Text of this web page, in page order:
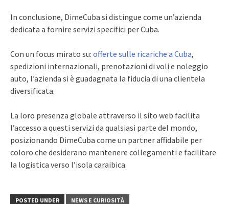
In conclusione, DimeCuba si distingue come un’azienda
dedicata a fornire servizi specifici per Cuba.
Con un focus mirato su: offerte sulle ricariche a Cuba,
spedizioni internazionali, prenotazioni di voli e noleggio
auto, l’azienda si è guadagnata la fiducia di una clientela
diversificata.
La loro presenza globale attraverso il sito web facilita
l’accesso a questi servizi da qualsiasi parte del mondo,
posizionando DimeCuba come un partner affidabile per
coloro che desiderano mantenere collegamenti e facilitare
la logistica verso l’isola caraibica.
POSTED UNDER
NEWS E CURIOSITÀ